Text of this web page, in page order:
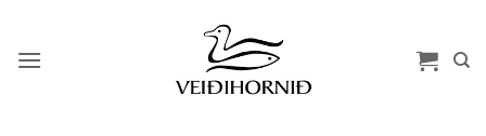
content